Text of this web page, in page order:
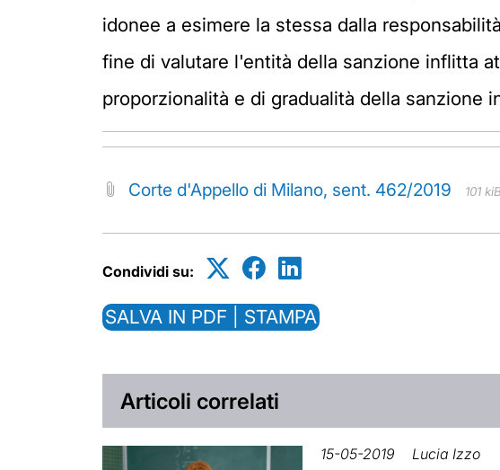
idonee a esimere la stessa dalla
fine di valutare l'entità della sanzione inflitta
proporzionalità e di gradualità della sanzione
Corte d'Appello di Milano, sent. 462/2019 101 kiB
Condividi su:
SALVA IN PDF | STAMPA
Articoli correlati
15-05-2019 Lucia Izzo